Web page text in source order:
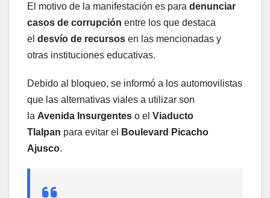
El motivo de la manifestación es para denunciar
casos de corrupción entre los que destaca
el desvío de recursos en las mencionadas y
otras instituciones educativas.
Debido al bloqueo, se informó a los automovilistas
que las alternativas viales a utilizar son
la Avenida Insurgentes o el Viaducto
Tlalpan para evitar el
Boulevard Picacho
Ajusco.